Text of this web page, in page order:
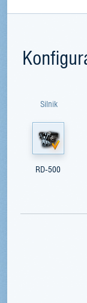
Silnik
RD-500